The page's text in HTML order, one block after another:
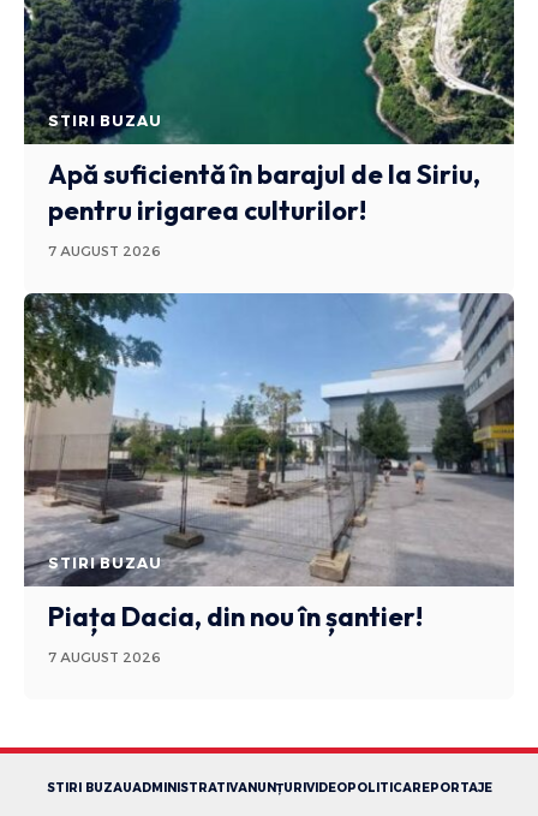
STIRI BUZAU
Apă suficientă în barajul de la Siriu,
pentru irigarea culturilor!
7 AUGUST 2026
STIRI BUZAU
Piața Dacia, din nou în șantier!
7 AUGUST 2026
STIRI BUZAUADMINISTRATIVANUNȚURIVIDEOPOLITICAREPORTAJE